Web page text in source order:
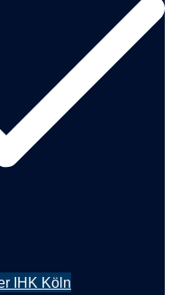
IHK Köln